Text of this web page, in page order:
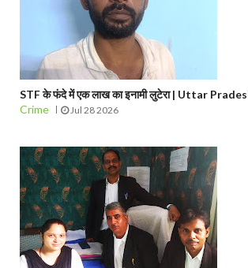
STF के फंदे में एक लाख का इनामी लुटेरा | Uttar
Crime
Jul 28 2026